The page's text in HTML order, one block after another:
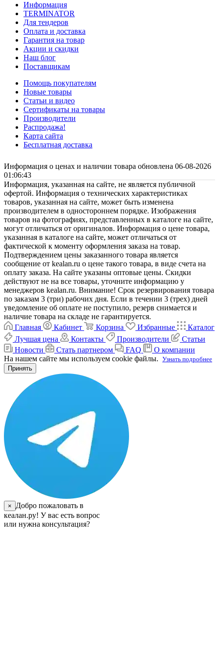
Информация
TERMINATOR
Для тендеров
Оплата и доставка
Гарантия на товар
Акции и скидки
Наш блог
Поставщикам
Помощь покупателям
Новые товары
Статьи и видео
Сертификаты на товары
Производители
Распродажа!
Карта сайта
Бесплатная доставка
Информация о ценах и наличии товара обновлена 06-08-2026
01:06:43
Информация, указанная на сайте, не является публичной
офертой. Информация о технических характеристиках
товаров, указанная на сайте, может быть изменена
производителем в одностороннем порядке. Изображения
товаров на фотографиях, представленных в каталоге на сайте,
могут отличаться от оригиналов. Информация о цене товара,
указанная в каталоге на сайте, может отличаться от
фактической к моменту оформления заказа на товар.
Подтверждением цены заказанного товара является
сообщение от kealan.ru о цене такого товара, в виде счета на
оплату заказа. На сайте указаны оптовые цены. Скидки
действуют не на все товары, уточните информацию у
менеджеров kealan.ru. Внимание! Срок резервирования товара
по заказам 3 (три) рабочих дня. Если в течении 3 (трех) дней
уведомление об оплате не поступило, резерв снимается и
наличие товара на складе не гарантируется.
Главная
Кабинет Корзина Избранные
Каталог
Лучшая цена
Контакты Производители
Статьи
Новости
Стать партнером FAQ
О компании
На нашем сайте мы используем cookie файлы. Узнать подробнее
Принять
×
Добро пожаловать в
кеалан.ру! У вас есть вопрос
или нужна консультация?